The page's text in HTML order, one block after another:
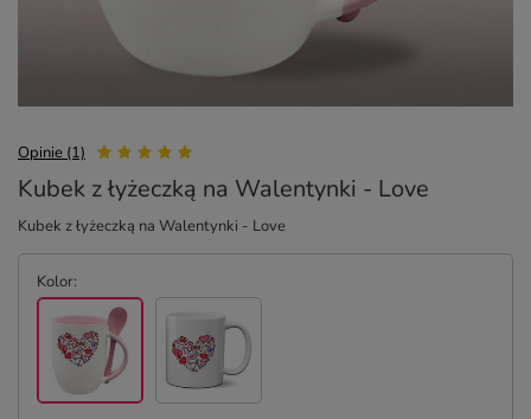
Opinie (1)
Kubek z łyżeczką na Walentynki - Love
Kubek z łyżeczką na Walentynki - Love
Kolor